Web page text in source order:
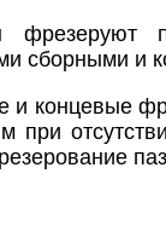
фрезеруют
сборными и
и концевые
при